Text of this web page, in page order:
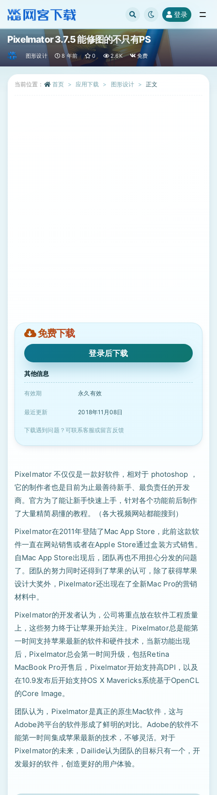
登录
Pixelmator 3.7.5 能修图的不只有PS
图形设计 8 年前 0 2.6K 免费
当前位置： 首页 应用下载 图形设计 正文
免费下载
登录后下载
其他信息
有效期 永久有效
最近更新 2018年11月08日
下载遇到问题？可联系客服或留言反馈
Pixelmator 不仅仅是一款好软件，相对于 photoshop ，
它的制作者也是目前为止最善待新手、最负责任的开发
商。官方为了能让新手快速上手，针对各个功能前后制作
了大量精简易懂的教程。（各大视频网站都能搜到）
Pixelmator在2011年登陆了Mac App Store，此前这款软
件一直在网站销售或者在Apple Store通过盒装方式销售。
自Mac App Store出现后，团队再也不用担心分发的问题
了。团队的努力同时还得到了苹果的认可，除了获得苹果
设计大奖外，Pixelmator还出现在了全新Mac Pro的营销
材料中。
Pixelmator的开发者认为，公司将重点放在软件工程质量
上，这些努力终于让苹果开始关注。Pixelmator总是能第
一时间支持苹果最新的软件和硬件技术，当新功能出现
后，Pixelmator总会第一时间升级，包括Retina
MacBook Pro开售后，Pixelmator开始支持高DPI，以及
在10.9发布后开始支持OS X Mavericks系统基于OpenCL
的Core Image。
团队认为，Pixelmator是真正的原生Mac软件，这与
Adobe跨平台的软件形成了鲜明的对比。Adobe的软件不
能第一时间集成苹果最新的技术，不够灵活。对于
Pixelmator的未来，Dailide认为团队的目标只有一个，开
发最好的软件，创造更好的用户体验。
全部